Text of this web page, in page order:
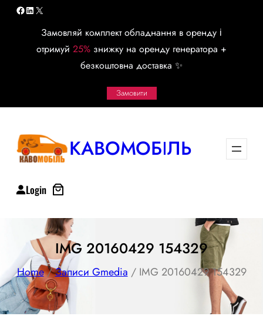
Перейти
содержимому
Facebook
LinkedIn
X
Замовляй комплект обладнання в оренду і
отримуй 25% знижку на оренду генератора +
безкоштовна доставка ✨
Замовити
КАВОМОБІЛЬ
Login
IMG 20160429 154329
Home/Записи Gmedia / IMG 20160429 154329